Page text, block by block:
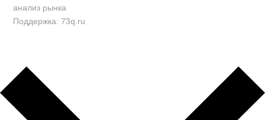
анализ рынка
Поддержка: 73q.ru